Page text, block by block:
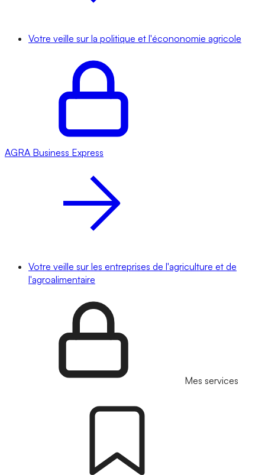
Votre veille sur la politique et l'écononomie agricole
AGRA Business Express
Votre veille sur les entreprises de l'agriculture et de
l'agroalimentaire
Mes services